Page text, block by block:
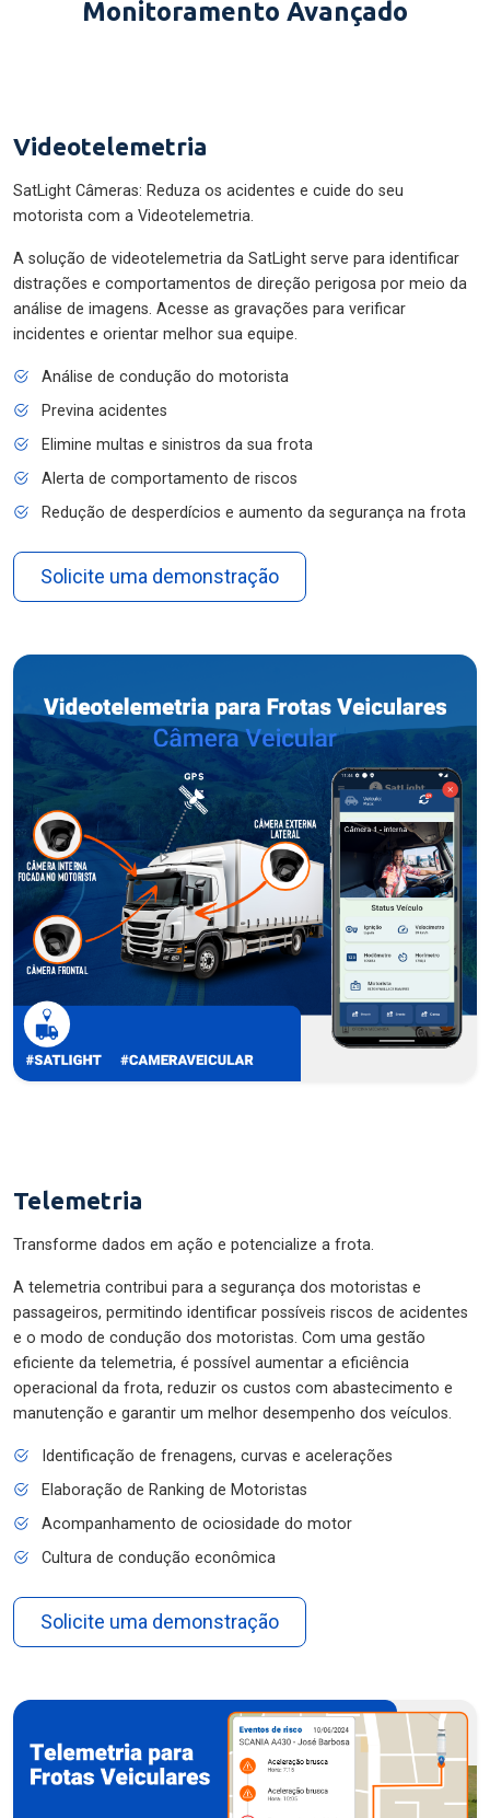
Monitoramento Avançado
Videotelemetria
SatLight Câmeras: Reduza os acidentes e cuide do seu
motorista com a Videotelemetria.
A solução de videotelemetria da SatLight serve para identificar
distrações e comportamentos de direção perigosa por meio da
análise de imagens. Acesse as gravações para verificar
incidentes e orientar melhor sua equipe.
Análise de condução do motorista
Previna acidentes
Elimine multas e sinistros da sua frota
Alerta de comportamento de riscos
Redução de desperdícios e aumento da segurança na frota
Solicite uma demonstração
Telemetria
Transforme dados em ação e potencialize a frota.
A telemetria contribui para a segurança dos motoristas e
passageiros, permitindo identificar possíveis riscos de acidentes
e o modo de condução dos motoristas. Com uma gestão
eficiente da telemetria, é possível aumentar a eficiência
operacional da frota, reduzir os custos com abastecimento e
manutenção e garantir um melhor desempenho dos veículos.
Identificação de frenagens, curvas e acelerações
Elaboração de Ranking de Motoristas
Acompanhamento de ociosidade do motor
Cultura de condução econômica
Solicite uma demonstração